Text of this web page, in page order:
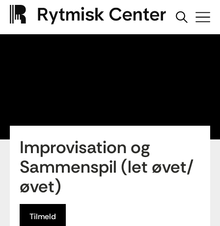
Improvisation og
Sammenspil (let øvet/
øvet)
Tilmeld